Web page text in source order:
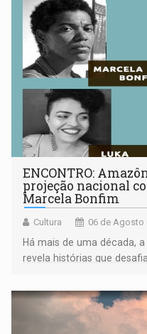
ENCONTRO:
projeção nacional
Marcela Bonfim
Cultura 06 de Agosto
Há mais de uma década,
revela histórias que
negras